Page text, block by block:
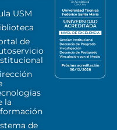
USM
de
la
de